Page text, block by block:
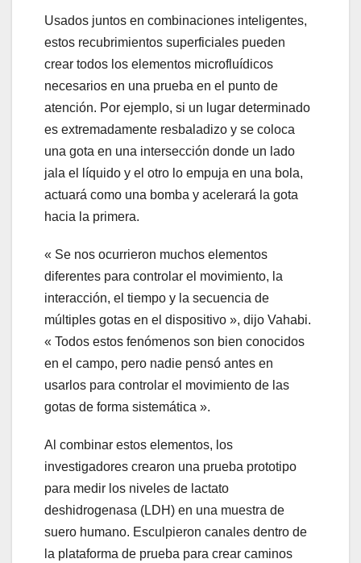
Usados ​​juntos en combinaciones inteligentes,
estos recubrimientos superficiales pueden
crear todos los elementos microfluídicos
necesarios en una prueba en el punto de
atención. Por ejemplo, si un lugar determinado
es extremadamente resbaladizo y se coloca
una gota en una intersección donde un lado
jala el líquido y el otro lo empuja en una bola,
actuará como una bomba y acelerará la gota
hacia la primera.
« Se nos ocurrieron muchos elementos
diferentes para controlar el movimiento, la
interacción, el tiempo y la secuencia de
múltiples gotas en el dispositivo », dijo Vahabi.
« Todos estos fenómenos son bien conocidos
en el campo, pero nadie pensó antes en
usarlos para controlar el movimiento de las
gotas de forma sistemática ».
Al combinar estos elementos, los
investigadores crearon una prueba prototipo
para medir los niveles de lactato
deshidrogenasa (LDH) en una muestra de
suero humano. Esculpieron canales dentro de
la plataforma de prueba para crear caminos